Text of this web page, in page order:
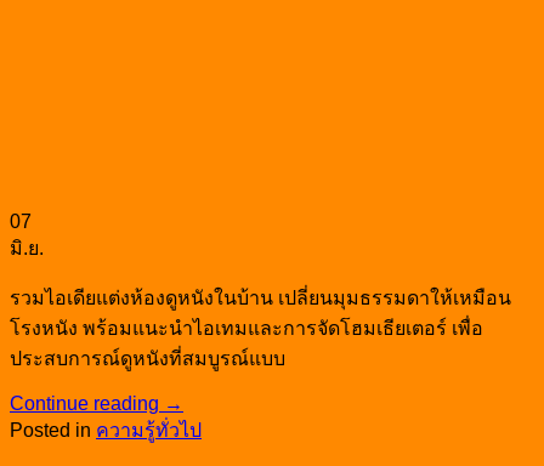
07
มิ.ย.
รวมไอเดียแต่งห้องดูหนังในบ้าน เปลี่ยนมุมธรรมดาให้เหมือน
โรงหนัง พร้อมแนะนำไอเทมและการจัดโฮมเธียเตอร์ เพื่อ
ประสบการณ์ดูหนังที่สมบูรณ์แบบ
Continue reading →
Posted in ความรู้ทั่วไป